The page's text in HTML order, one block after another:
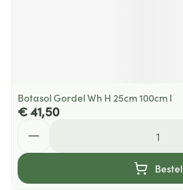
Botasol Gordel Wh H 25cm 100cm l
€ 41,50
Bestel